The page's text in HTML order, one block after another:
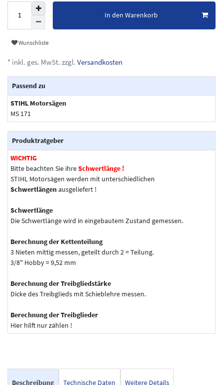
In den Warenkorb
Wunschliste
* inkl. ges. MwSt. zzgl. Versandkosten
Passend zu
STIHL Motorsägen
MS 171
Produktratgeber
WICHTIG
Bitte beachten Sie ihreSchwertlänge !
STIHL Motorsägen werden mit unterschiedlichen
Schwertlängenausgeliefert !
Schwertlänge
Die Schwertlänge wird in eingebautem Zustand gemessen.
Berechnung der Kettenteilung
3 Nieten mittig messen, geteilt durch 2 = Teilung.
3/8" Hobby = 9,52 mm
Berechnung der Treibgliedstärke
Dicke des Treibglieds mit Schieblehre messen.
Berechnung der Treibglieder
Hier hilft nur zählen !
Beschreibung Technische Daten Weitere Details